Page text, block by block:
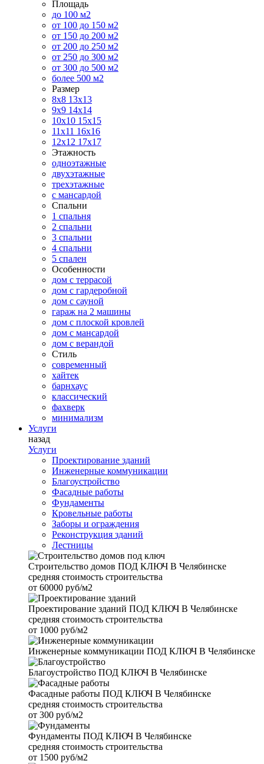
Площадь
до 100 м2
от 100 до 150 м2
от 150 до 200 м2
от 200 до 250 м2
от 250 до 300 м2
от 300 до 500 м2
более 500 м2
Размер
8х8 13х13
9х9 14х14
10х10 15х15
11x11 16х16
12х12 17х17
Этажность
одноэтажные
двухэтажные
трехэтажные
с мансардой
Спальни
1 спальня
2 спальни
3 спальни
4 спальни
5 спален
Особенности
дом с террасой
дом с гардеробной
дом с сауной
гараж на 2 машины
дом с плоской кровлей
дом с мансардой
дом с верандой
Стиль
современный
хайтек
барнхаус
классический
фахверк
минимализм
Услуги
назад
Услуги
Проектирование зданий
Инженерные коммуникации
Благоустройство
Фасадные работы
Фундаменты
Кровельные работы
Заборы и ограждения
Реконструкция зданий
Лестницы
Строительство домов ПОД КЛЮЧ В Челябинске
средняя стоимость строительства
от 60000 руб/м2
Проектирование зданий ПОД КЛЮЧ В Челябинске
средняя стоимость строительства
от 1000 руб/м2
Инженерные коммуникации ПОД КЛЮЧ В Челябинске
Благоустройство ПОД КЛЮЧ В Челябинске
Фасадные работы ПОД КЛЮЧ В Челябинске
средняя стоимость строительства
от 300 руб/м2
Фундаменты ПОД КЛЮЧ В Челябинске
средняя стоимость строительства
от 1500 руб/м2